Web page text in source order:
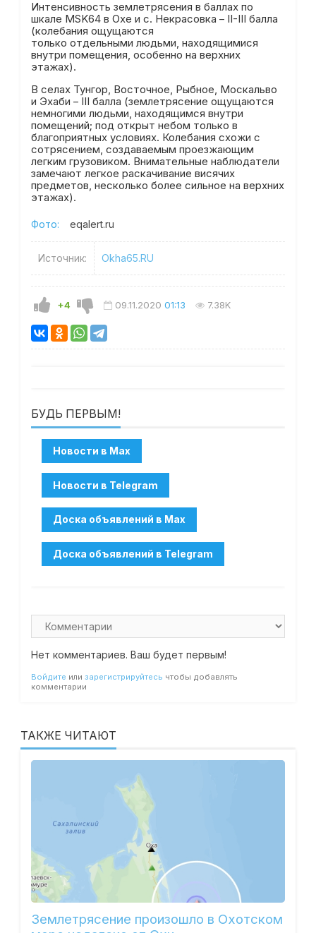
Интенсивность землетрясения в баллах по
шкале MSK64 в Охе и с. Некрасовка – II-III балла
(колебания ощущаются
только отдельными людьми, находящимися
внутри помещения, особенно на верхних
этажах).
В селах Тунгор, Восточное, Рыбное, Москальво
и Эхаби – III балла (землетрясение ощущаются
немногими людьми, находящимся внутри
помещений; под открыт небом только в
благоприятных условиях. Колебания схожи с
сотрясением, создаваемым проезжающим
легким грузовиком. Внимательные наблюдатели
замечают легкое раскачивание висячих
предметов, несколько более сильное на верхних
этажах).
Фото: eqalert.ru
Источник: Okha65.RU
+4 09.11.2020 01:13 7.38K
БУДЬ ПЕРВЫМ!
Нет комментариев. Ваш будет первым!
Войдите или зарегистрируйтесь чтобы добавлять
комментарии
ТАКЖЕ ЧИТАЮТ
Землетрясение произошло в Охотском